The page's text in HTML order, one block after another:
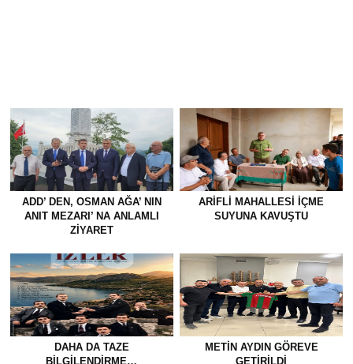
ADD’ DEN, OSMAN AĞA’ NIN
ANIT MEZARI’ NA ANLAMLI
ZİYARET
ARIFLI MAHALLESI İÇME
SUYUNA KAVUŞTU
DAHA DA TAZE
BİLGİLENDİRME…
METİN AYDIN GÖREVE
GETİRİLDİ